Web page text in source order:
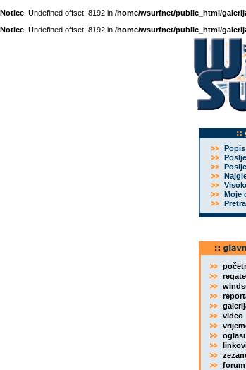
Notice: Undefined offset: 8192 in /home/wsurfnet/public_html/
Notice: Undefined offset: 8192 in /home/wsurfnet/public_html/
Moje
regate
video
oglasi
forum